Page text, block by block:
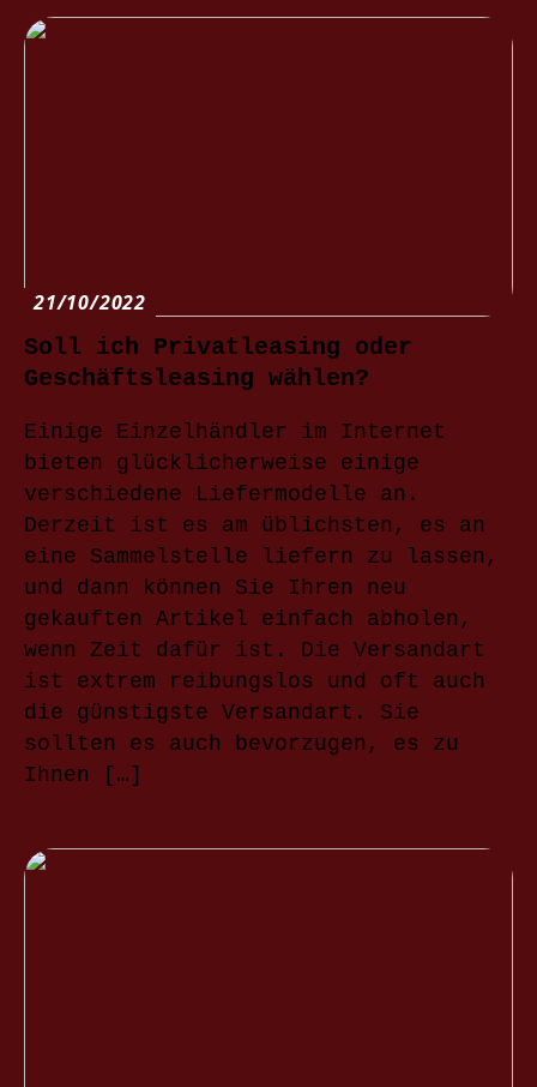
21/10/2022
Soll ich Privatleasing oder
Geschäftsleasing wählen?
Einige Einzelhändler im Internet
bieten glücklicherweise einige
verschiedene Liefermodelle an.
Derzeit ist es am üblichsten, es an
eine Sammelstelle liefern zu lassen,
und dann können Sie Ihren neu
gekauften Artikel einfach abholen,
wenn Zeit dafür ist. Die Versandart
ist extrem reibungslos und oft auch
die günstigste Versandart. Sie
sollten es auch bevorzugen, es zu
Ihnen […]